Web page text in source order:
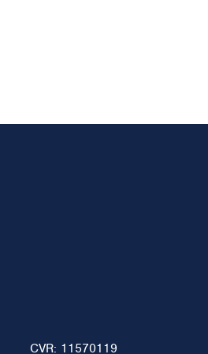
CVR: 11570119